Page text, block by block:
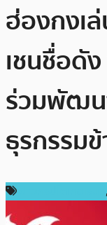
ฮ่องกงเ
เชนชื่อดัง
ร่วมพัฒน
ธุรกรรม
,